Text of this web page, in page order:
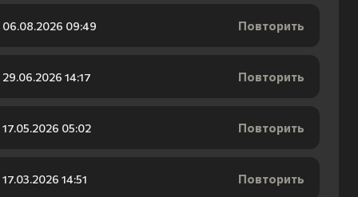
06.08.2026 09:49 Повторить
29.06.2026 14:17 Повторить
17.05.2026 05:02 Повторить
17.03.2026 14:51 Повторить